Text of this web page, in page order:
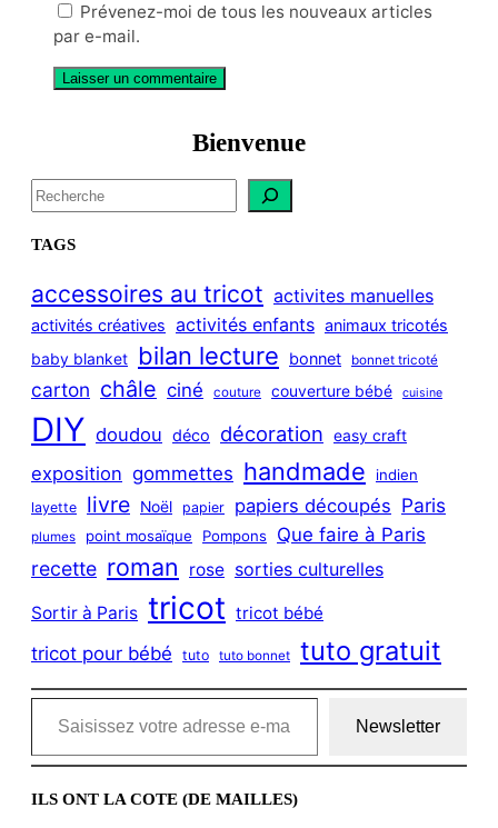
Prévenez-moi de tous les nouveaux articles
par e-mail.
Bienvenue
S
e
a
c
h
TAGS
accessoires au tricot activites manuelles
activités créatives activités enfants animaux tricotés
baby blanket bilan lecture bonnet bonnet tricoté
carton châle ciné couture couverture bébé cuisine
DIY doudou déco décoration easy craft
exposition gommettes handmade indien
layette livre Noël papier papiers découpés Paris
plumes point mosaïque Pompons Que faire à Paris
recette roman rose sorties culturelles
Sortir à Paris tricot tricot bébé
tricot pour bébé tuto tuto bonnet tuto gratuit
Saisissez votre adresse e-mail…
Newsletter
ILS ONT LA COTE (DE MAILLES)